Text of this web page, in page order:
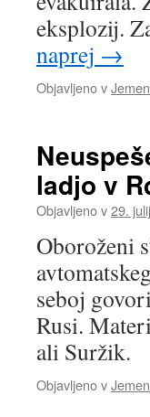
eksplozij.
naprej →
Objavljeno vJemen
ladjo v
Objavljeno v29.
Oboroženi
seboj
Rusi.
ali Suržik.
Objavljeno vJemen